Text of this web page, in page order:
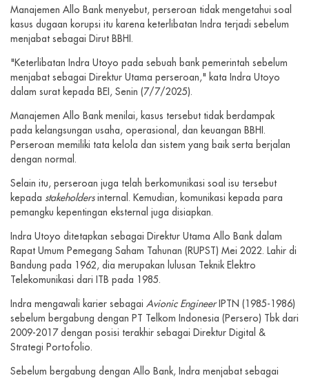
Manajemen Allo Bank menyebut, perseroan tidak mengetahui soal
kasus dugaan korupsi itu karena keterlibatan Indra terjadi sebelum
menjabat sebagai Dirut BBHI.
"Keterlibatan Indra Utoyo pada sebuah bank pemerintah sebelum
menjabat sebagai Direktur Utama perseroan," kata Indra Utoyo
dalam surat kepada BEI, Senin (7/7/2025).
Manajemen Allo Bank menilai, kasus tersebut tidak berdampak
pada kelangsungan usaha, operasional, dan keuangan BBHI.
Perseroan memiliki tata kelola dan sistem yang baik serta berjalan
dengan normal.
Selain itu, perseroan juga telah berkomunikasi soal isu tersebut
kepada stakeholdersinternal. Kemudian, komunikasi kepada para
pemangku kepentingan eksternal juga disiapkan.
Indra Utoyo ditetapkan sebagai Direktur Utama Allo Bank dalam
Rapat Umum Pemegang Saham Tahunan (RUPST) Mei 2022. Lahir di
Bandung pada 1962, dia merupakan lulusan Teknik Elektro
Telekomunikasi dari ITB pada 1985.
Indra mengawali karier sebagai Avionic EngineerIPTN (1985-1986)
sebelum bergabung dengan PT Telkom Indonesia (Persero) Tbk dari
2009-2017 dengan posisi terakhir sebagai Direktur Digital &
Strategi Portofolio.
Sebelum bergabung dengan Allo Bank, Indra menjabat sebagai